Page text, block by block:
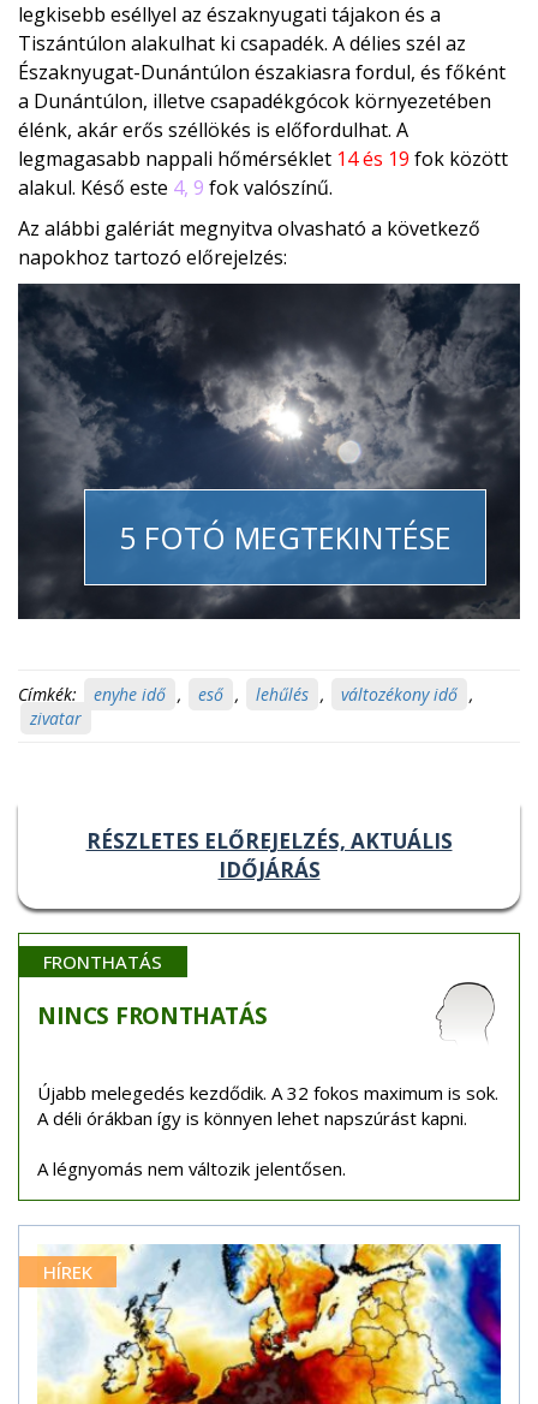
legkisebb eséllyel az északnyugati tájakon és a
Tiszántúlon alakulhat ki csapadék. A délies szél az
Északnyugat-Dunántúlon északiasra fordul, és főként
a Dunántúlon, illetve csapadékgócok környezetében
élénk, akár erős széllökés is előfordulhat. A
legmagasabb nappali hőmérséklet 14 és 19 fok között
alakul. Késő este 4, 9 fok valószínű.
Az alábbi galériát megnyitva olvasható a következő
napokhoz tartozó előrejelzés:
5 FOTÓ MEGTEKINTÉSE
Címkék: enyhe idő , eső , lehűlés , változékony idő ,
zivatar
RÉSZLETES ELŐREJELZÉS, AKTUÁLIS
IDŐJÁRÁS
FRONTHATÁS
NINCS FRONTHATÁS
Újabb melegedés kezdődik. A 32 fokos maximum is sok.
A déli órákban így is könnyen lehet napszúrást kapni.
A légnyomás nem változik jelentősen.
HÍREK